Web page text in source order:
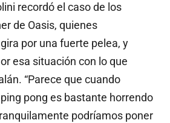
recordó el caso de los
de Oasis, quienes
por una fuerte pelea, y
esa situación con lo que
“Parece que cuando
pong es bastante horrendo
podríamos poner